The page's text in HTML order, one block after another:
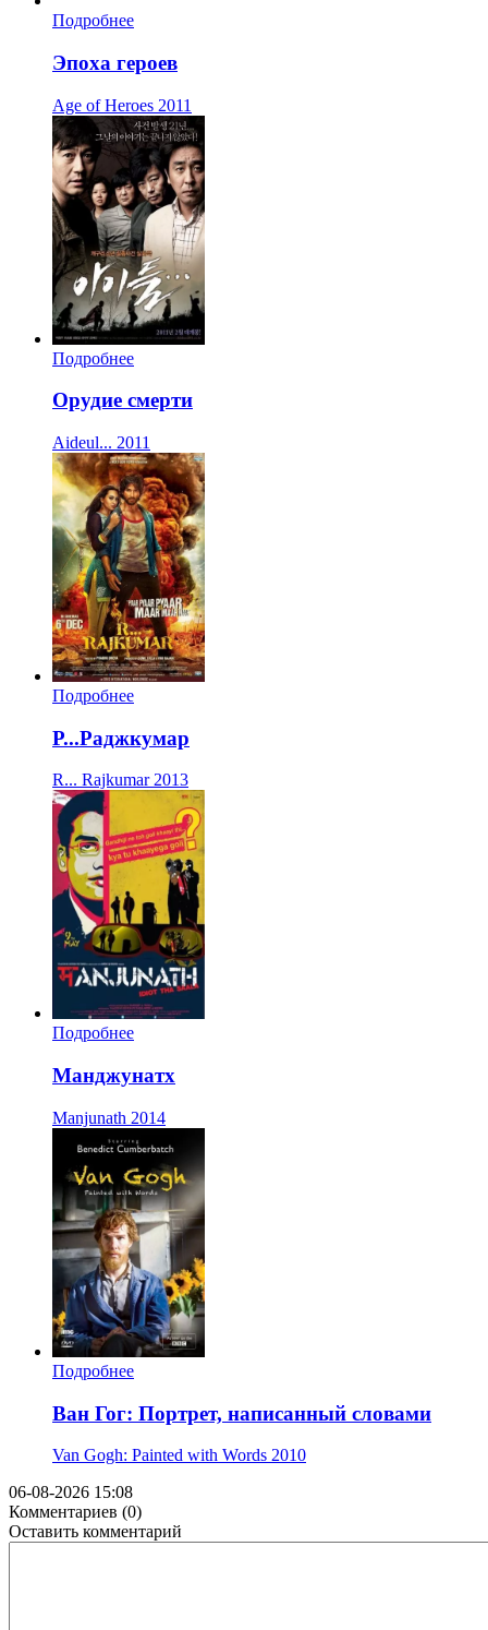
Подробнее
Эпоха героев
Age of Heroes 2011
Подробнее
Орудие смерти
Aideul... 2011
Подробнее
Р...Раджкумар
R... Rajkumar 2013
Подробнее
Манджунатх
Manjunath 2014
Подробнее
Ван Гог: Портрет, написанный словами
Van Gogh: Painted with Words 2010
06-08-2026 15:08
Комментариев (0)
Оставить комментарий